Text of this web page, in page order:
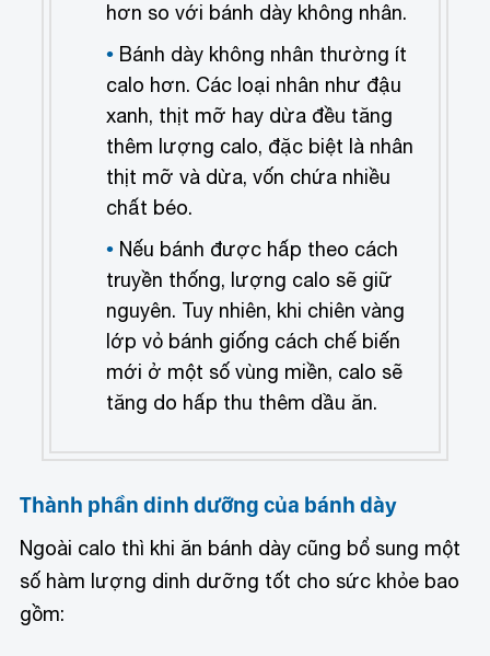
hơn so với bánh dày không nhân.
Bánh dày không nhân thường ít
calo hơn. Các loại nhân như đậu
xanh, thịt mỡ hay dừa đều tăng
thêm lượng calo, đặc biệt là nhân
thịt mỡ và dừa, vốn chứa nhiều
chất béo.
Nếu bánh được hấp theo cách
truyền thống, lượng calo sẽ giữ
nguyên. Tuy nhiên, khi chiên vàng
lớp vỏ bánh giống cách chế biến
mới ở một số vùng miền, calo sẽ
tăng do hấp thu thêm dầu ăn.
Thành phần dinh dưỡng của bánh dày
Ngoài calo thì khi ăn bánh dày cũng bổ sung một
số hàm lượng dinh dưỡng tốt cho sức khỏe bao
gồm: